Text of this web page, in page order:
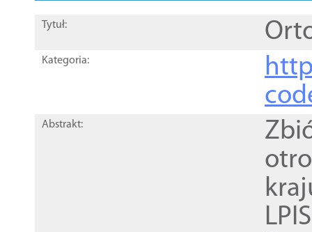
Tytuł:
Kategoria:
Abstrakt: